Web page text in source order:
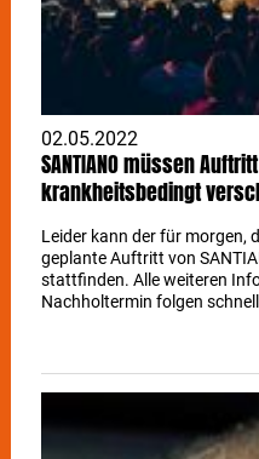
02.05.2022
SANTIANO müssen
krankheitsbedingt
Leider kann der für morgen,
geplante Auftritt von
stattfinden. Alle weiteren
Nachholtermin folgen